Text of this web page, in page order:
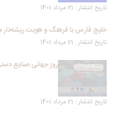
تاریخ انتشار : 21 مرداد 1401
خلیج فارس با فرهنگ و هویت
تاریخ انتشار : 21 مرداد 1401
روز جهانی صنایع
تاریخ انتشار : 21 مرداد 1401